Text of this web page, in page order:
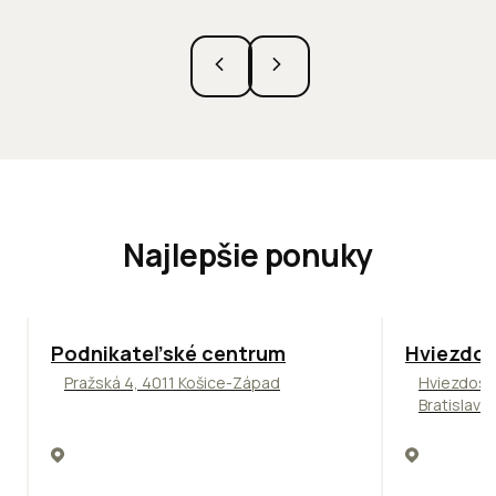
Najlepšie ponuky
ODPORÚČAME
Podnikateľské centrum
Pražská 4, 4011 Košice-Západ